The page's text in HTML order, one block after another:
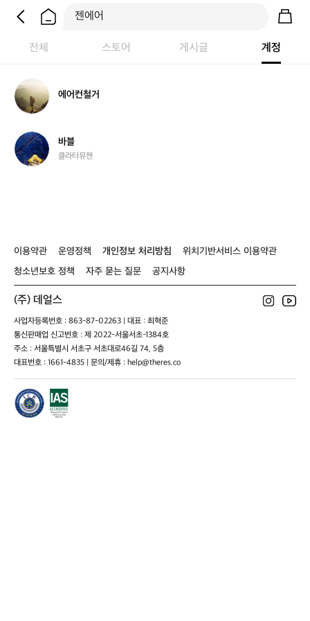
전체 스토어 게시글 계정
에
어
컨
거
에어컨철거
바
블
바블
클라터뮤젠
이용약관 운영정책 개인정보 처리방침
위치기반서비스 이용약관
청소년보호 정책
자주 묻는 질문 공지사항
(주) 데얼스
사업자등록번호 : 863-87-02263 | 대표 : 최혁준
통신판매업 신고번호 : 제 2022-서울서초-1384호
주소 : 서울특별시 서초구 서초대로46길 74, 5층
대표번호 : 1661-4835 | 문의/제휴 : help@theres.co